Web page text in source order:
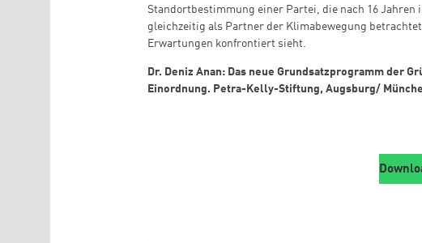
Standortbestimmung einer Partei, die nach 16
gleichzeitig als Partner der Klimabewegung
Erwartungen konfrontiert sieht.
Dr. Deniz Anan: Das neue Grundsatzprogramm der
Einordnung. Petra-Kelly-Stiftung, Augsburg/